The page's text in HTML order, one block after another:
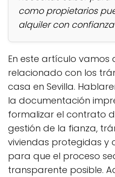
como propietarios
alquiler con
En este artículo
relacionado con los
casa en Sevilla.
la documentación
formalizar el contrato
gestión de la fianza,
viviendas protegidas y
para que el proceso
transparente posible.